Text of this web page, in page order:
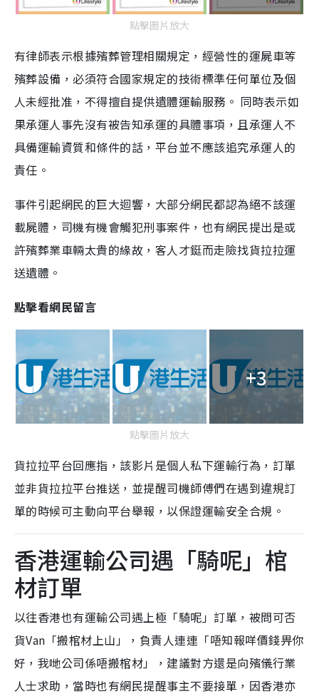
點擊圖片放大
有律師表示根據殯葬管理相關規定，經營性的運屍車等
殯葬設備，必須符合國家規定的技術標準任何單位及個
人未經批准，不得擅自提供遺體運輸服務。 同時表示如
果承運人事先沒有被告知承運的具體事項，且承運人不
具備運輸資質和條件的話，平台並不應該追究承運人的
責任。
事件引起網民的巨大迴響，大部分網民都認為絕不該運
載屍體，司機有機會觸犯刑事案件，也有網民提出是或
許殯葬業車輛太貴的緣故，客人才鋌而走險找貨拉拉運
送遺體。
點擊看網民留言
+3
點擊圖片放大
貨拉拉平台回應指，該影片是個人私下運輸行為，訂單
並非貨拉拉平台推送，並提醒司機師傅們在遇到違規訂
單的時候可主動向平台舉報，以保證運輸安全合規。
香港運輸公司遇「騎呢」棺
材訂單
以往香港也有運輸公司遇上極「騎呢」訂單，被問可否
貨Van「搬棺材上山」，負責人連連「唔知報咩價錢畀你
好，我哋公司係唔搬棺材」，建議對方還是向殯儀行業
人士求助，當時也有網民提醒事主不要接單，因香港亦